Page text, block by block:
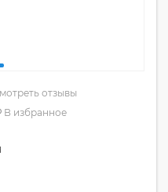
отзывы
В избранное